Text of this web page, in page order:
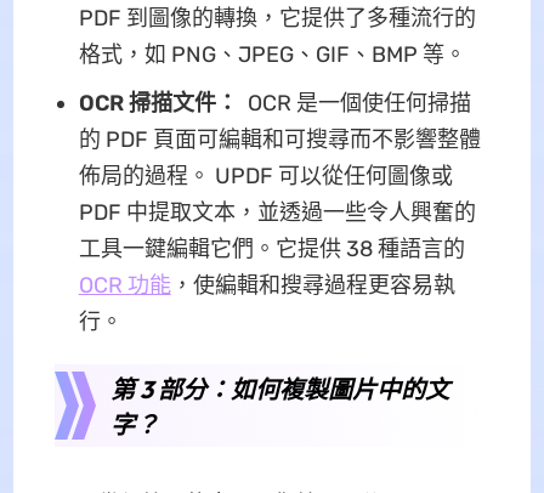
PDF 到圖像的轉換，它提供了多種流行的
格式，如 PNG、JPEG、GIF、BMP 等。
OCR 掃描文件：
OCR 是一個使任何掃描
的 PDF 頁面可編輯和可搜尋而不影響整體
佈局的過程。 UPDF 可以從任何圖像或
PDF 中提取文本，並透過一些令人興奮的
工具一鍵編輯它們。它提供 38 種語言的
OCR 功能，使編輯和搜尋過程更容易執
行。
第 3 部分：如何複製圖片中的文
字？